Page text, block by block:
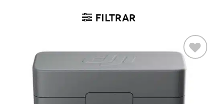
FILTRAR
Adicionar
desejos